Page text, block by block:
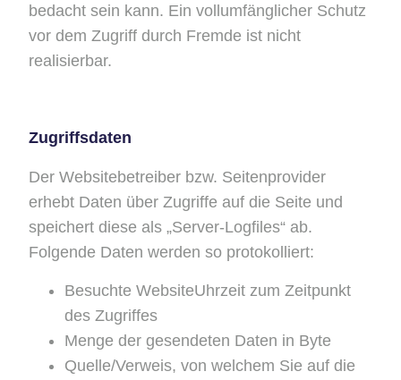
bedacht sein kann. Ein vollumfänglicher Schutz
vor dem Zugriff durch Fremde ist nicht
realisierbar.
Zugriffsdaten
Der Websitebetreiber bzw. Seitenprovider
erhebt Daten über Zugriffe auf die Seite und
speichert diese als „Server-Logfiles“ ab.
Folgende Daten werden so protokolliert:
Besuchte WebsiteUhrzeit zum Zeitpunkt
des Zugriffes
Menge der gesendeten Daten in Byte
Quelle/Verweis, von welchem Sie auf die